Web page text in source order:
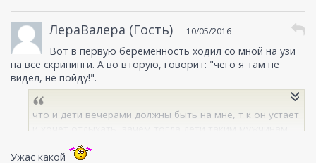
ЛераВалера (Гость) 10/05/2016
Вот в первую беременность ходил со мной на узи
на все скрининги. А во вторую, говорит: "чего я там не
видел, не пойду!".
что и дети вечерами должны быть на мне, т к он устает
так для галочки и продолжения рода
Ужас какой